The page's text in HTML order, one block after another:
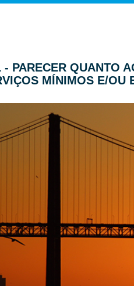
- PARECER QUANTO
MÍNIMOS E/OU